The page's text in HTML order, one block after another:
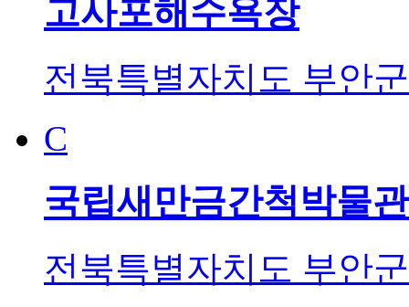
고사포해수욕장
전북특별자치도 부안
C
국립새만금간척박물관
전북특별자치도 부안